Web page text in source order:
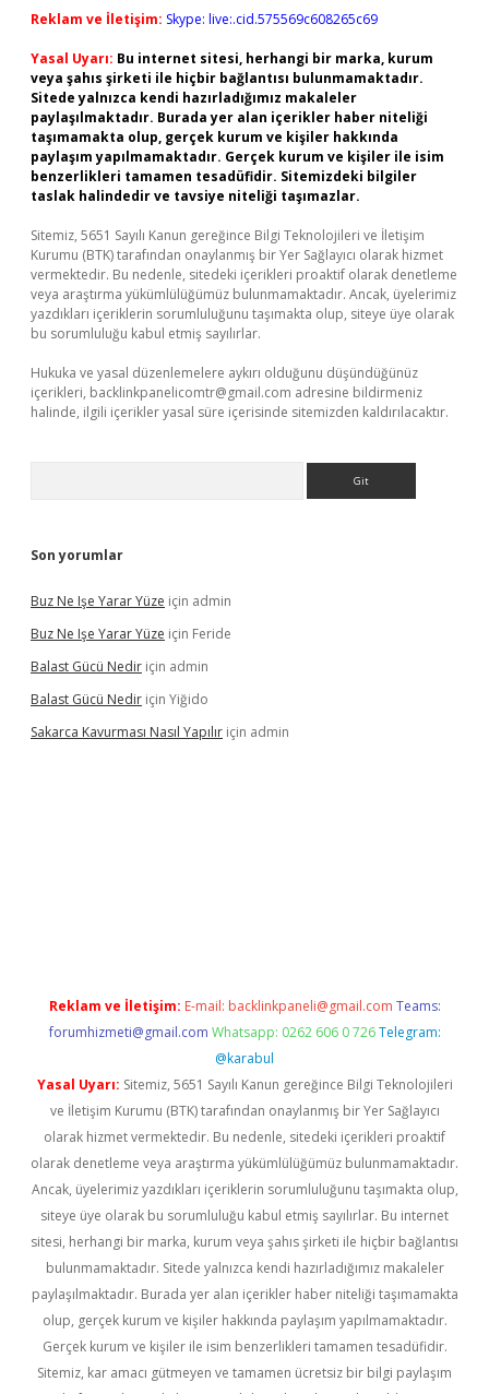
Reklam ve İletişim: Skype: live:.cid.575569c608265c69
Yasal Uyarı: Bu internet sitesi, herhangi bir marka, kurum
veya şahıs şirketi ile hiçbir bağlantısı bulunmamaktadır.
Sitede yalnızca kendi hazırladığımız makaleler
paylaşılmaktadır. Burada yer alan içerikler haber niteliği
taşımamakta olup, gerçek kurum ve kişiler hakkında
paylaşım yapılmamaktadır. Gerçek kurum ve kişiler ile isim
benzerlikleri tamamen tesadüfidir. Sitemizdeki bilgiler
taslak halindedir ve tavsiye niteliği taşımazlar.
Sitemiz, 5651 Sayılı Kanun gereğince Bilgi Teknolojileri ve İletişim
Kurumu (BTK) tarafından onaylanmış bir Yer Sağlayıcı olarak hizmet
vermektedir. Bu nedenle, sitedeki içerikleri proaktif olarak denetleme
veya araştırma yükümlülüğümüz bulunmamaktadır. Ancak, üyelerimiz
yazdıkları içeriklerin sorumluluğunu taşımakta olup, siteye üye olarak
bu sorumluluğu kabul etmiş sayılırlar.
Hukuka ve yasal düzenlemelere aykırı olduğunu düşündüğünüz
içerikleri, backlinkpanelicomtr@gmail.com adresine bildirmeniz
halinde, ilgili içerikler yasal süre içerisinde sitemizden kaldırılacaktır.
Son yorumlar
Buz Ne Işe Yarar Yüze için admin
Buz Ne Işe Yarar Yüze için Feride
Balast Gücü Nedir için admin
Balast Gücü Nedir için Yiğido
Sakarca Kavurması Nasıl Yapılır için admin
Reklam ve İletişim: E-mail: backlinkpaneli@gmail.com Teams:
forumhizmeti@gmail.com Whatsapp: 0262 606 0 726 Telegram:
@karabul
Yasal Uyarı: Sitemiz, 5651 Sayılı Kanun gereğince Bilgi Teknolojileri
ve İletişim Kurumu (BTK) tarafından onaylanmış bir Yer Sağlayıcı
olarak hizmet vermektedir. Bu nedenle, sitedeki içerikleri proaktif
olarak denetleme veya araştırma yükümlülüğümüz bulunmamaktadır.
Ancak, üyelerimiz yazdıkları içeriklerin sorumluluğunu taşımakta olup,
siteye üye olarak bu sorumluluğu kabul etmiş sayılırlar. Bu internet
sitesi, herhangi bir marka, kurum veya şahıs şirketi ile hiçbir bağlantısı
bulunmamaktadır. Sitede yalnızca kendi hazırladığımız makaleler
paylaşılmaktadır. Burada yer alan içerikler haber niteliği taşımamakta
olup, gerçek kurum ve kişiler hakkında paylaşım yapılmamaktadır.
Gerçek kurum ve kişiler ile isim benzerlikleri tamamen tesadüfidir.
Sitemiz, kar amacı gütmeyen ve tamamen ücretsiz bir bilgi paylaşım